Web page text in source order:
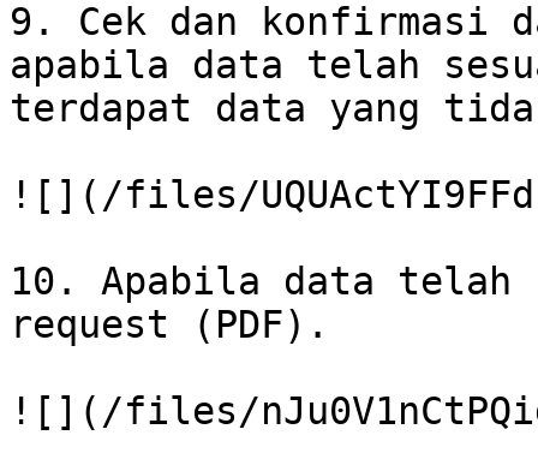
9. Cek dan konfirmasi
apabila data telah
terdapat data yang
![](/files/
10. Apabila data
request (PDF).
![](/files/